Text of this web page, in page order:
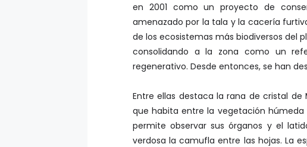
en 2001 como un proyecto de
amenazado por la tala y la cacería
de los ecosistemas más biodiversos del
consolidando a la zona como un
regenerativo. Desde entonces, se han
Entre ellas destaca la rana de cristal
que habita entre la vegetación húmeda
permite observar sus órganos y el
verdosa la camufla entre las hojas. La